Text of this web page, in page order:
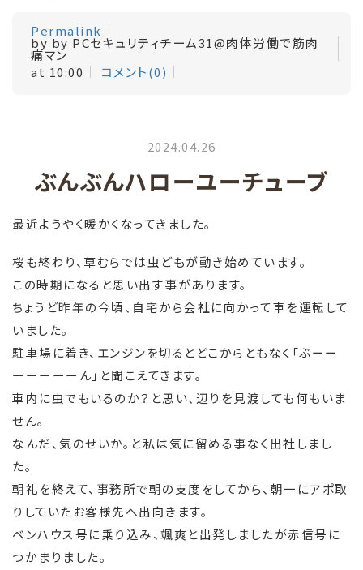
Permalink
by by PCセキュリティチーム31@肉体労働で筋肉
痛マン
at 10:00
コメント(0)
2024.04.26
ぶんぶんハローユーチューブ
最近ようやく暖かくなってきました。
桜も終わり、草むらでは虫どもが動き始めています。
この時期になると思い出す事があります。
ちょうど昨年の今頃、自宅から会社に向かって車を運転して
いました。
駐車場に着き、エンジンを切るとどこからともなく「ぶーー
ーーーーーん」と聞こえてきます。
車内に虫でもいるのか？と思い、辺りを見渡しても何もいま
せん。
なんだ、気のせいか。と私は気に留める事なく出社しまし
た。
朝礼を終えて、事務所で朝の支度をしてから、朝一にアポ取
りしていたお客様先へ出向きます。
ベンハウス号に乗り込み、颯爽と出発しましたが赤信号に
つかまりました。